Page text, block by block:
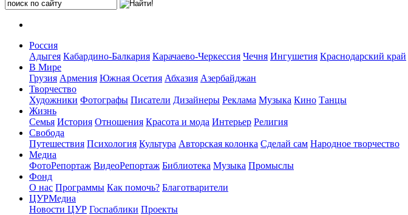
Россия
Адыгея Кабардино-Балкария Карачаево-Черкессия Чечня Ингушетия Краснодарский край
В Мире
Грузия Армения Южная Осетия Абхазия Азербайджан
Творчество
Художники Фотографы Писатели Дизайнеры Реклама Музыка Кино Танцы
Жизнь
Семья История Отношения Красота и мода Интерьер Религия
Свобода
Путешествия Психология Культура Авторская колонка Сделай сам Народное творчество
Медиа
ФотоРепортаж ВидеоРепортаж Библиотека Музыка Промыслы
Фонд
О нас Программы Как помочь? Благотварители
ЦУРМедиа
Новости ЦУР Госпаблики Проекты